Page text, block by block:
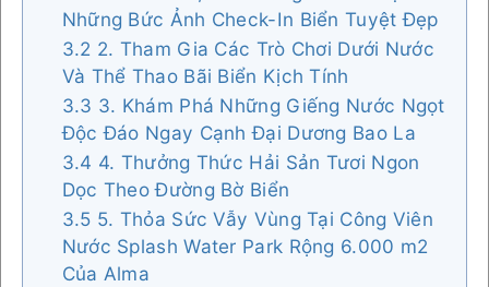
Những Bức Ảnh Check-In Biển Tuyệt Đẹp
3.2 2. Tham Gia Các Trò Chơi Dưới Nước
Và Thể Thao Bãi Biển Kịch Tính
3.3 3. Khám Phá Những Giếng Nước Ngọt
Độc Đáo Ngay Cạnh Đại Dương Bao La
3.4 4. Thưởng Thức Hải Sản Tươi Ngon
Dọc Theo Đường Bờ Biển
3.5 5. Thỏa Sức Vẫy Vùng Tại Công Viên
Nước Splash Water Park Rộng 6.000 m2
Của Alma